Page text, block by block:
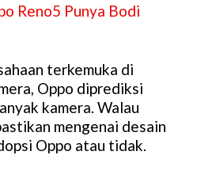
Reno5 Punya Bodi
terkemuka di
Oppo diprediksi
kamera. Walau
mengenai desain
Oppo atau tidak.